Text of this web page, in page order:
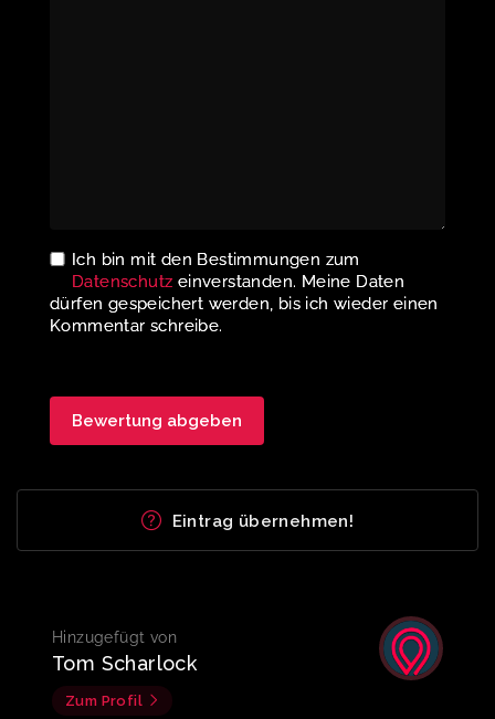
Ich bin mit den Bestimmungen zum
Datenschutz einverstanden. Meine Daten
dürfen gespeichert werden, bis ich wieder einen
Kommentar schreibe.
Eintrag übernehmen!
Hinzugefügt von
Tom Scharlock
Zum Profil